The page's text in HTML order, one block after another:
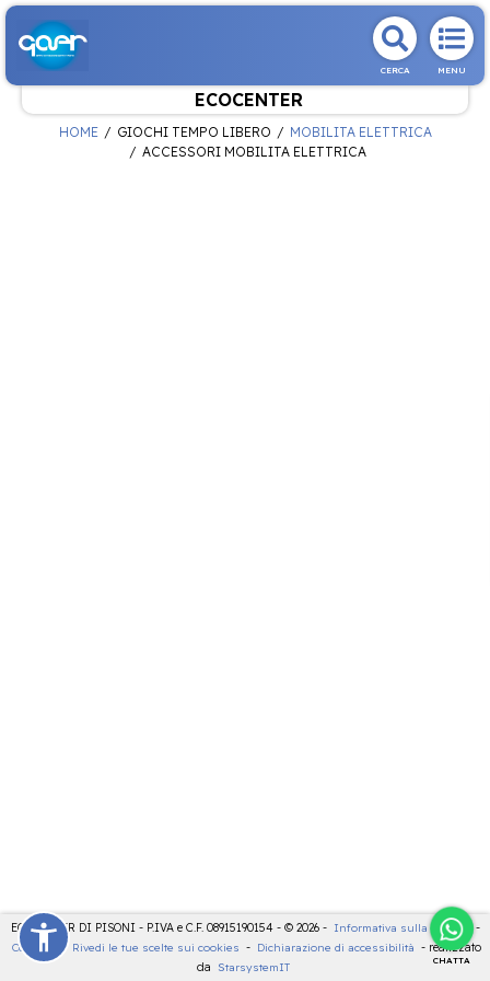
CERCA MENU
ECOCENTER
CHATTA
HOME GIOCHI TEMPO LIBERO
MOBILITA ELETTRICA
ACCESSORI MOBILITA ELETTRICA
ECOCENTER DI PISONI - P.IVA e C.F. 08915190154 - © 2026 - Informativa sulla privacy
-
Cookies
- Rivedi le tue scelte sui cookies - Dichiarazione di accessibilità - realizzato
da
StarsystemIT